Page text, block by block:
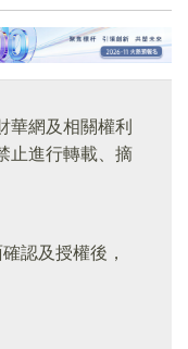
華網及相關權利
止進行轉載、摘
認及授權後，